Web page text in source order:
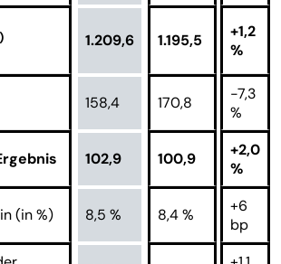
1.209,6 1.195,5
+1,2
%
158,4 170,8
-7,3
%
102,9 100,9
+2,0
%
(in %) 8,5 % 8,4 %
+6
bp